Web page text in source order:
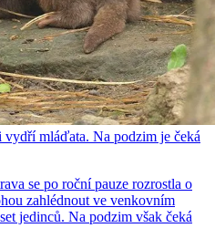
mláďata. Na podzim je čeká
se po roční pauze rozrostla o
zahlédnout ve venkovním
jedinců. Na podzim však čeká